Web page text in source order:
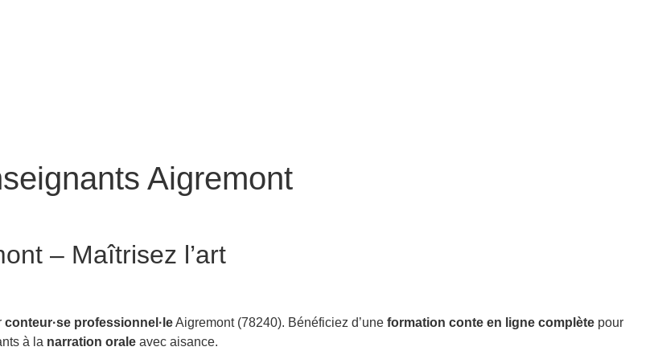
Aigremont
– Maîtrisez l’art
conteur·se professionnel·leAigremont (78240). Bénéficiez d’une formation conte en ligne complète pour
à la narration orale avec aisance.